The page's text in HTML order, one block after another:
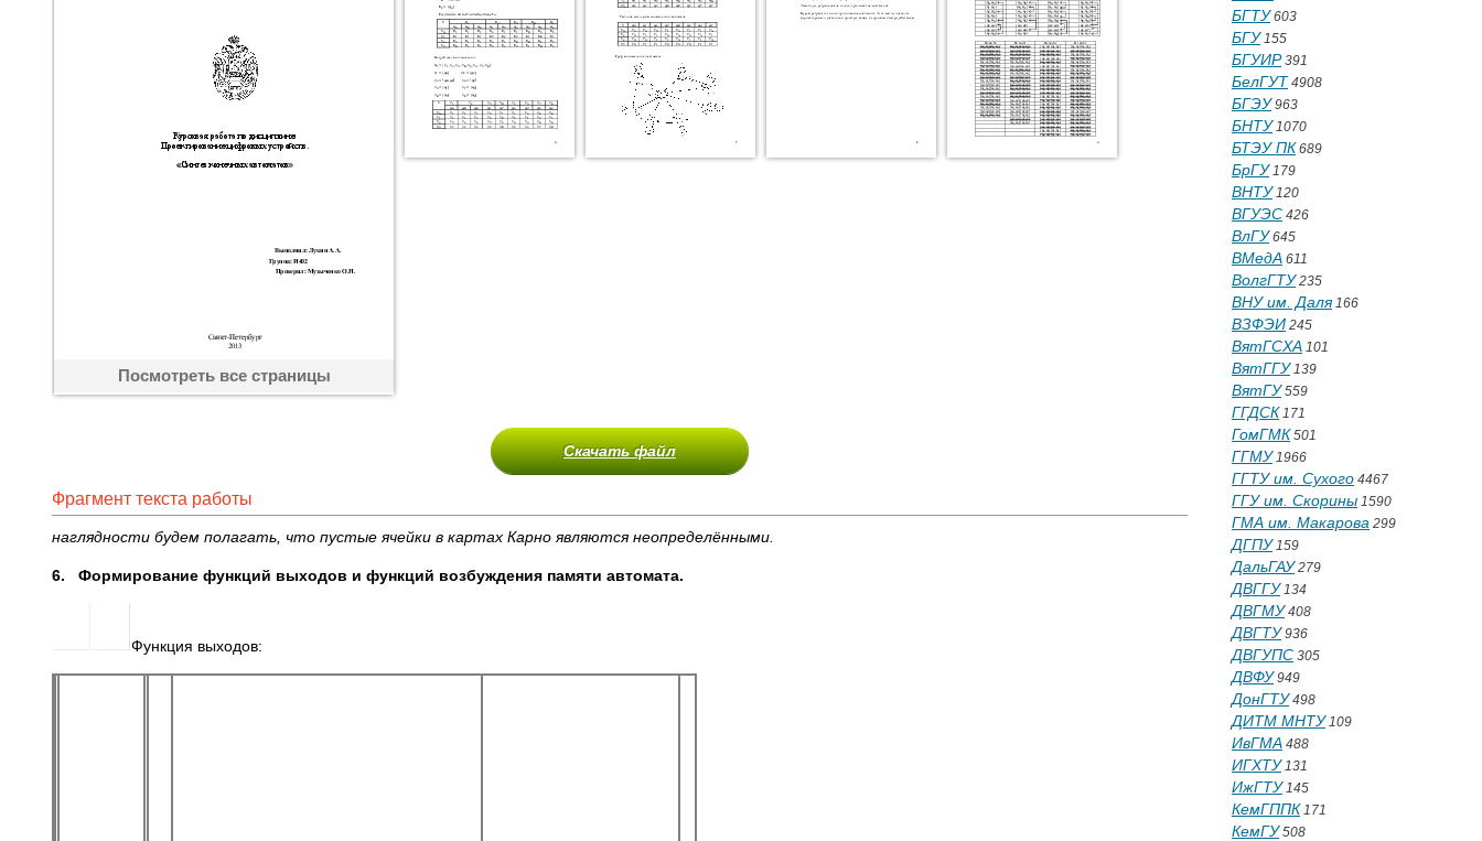
Посмотреть все страницы
Скачать файл
Фрагмент текста работы
наглядности будем полагать, что пустые ячейки в картах Карно являются неопределёнными.
6. Формирование функций выходов и функций возбуждения памяти автомата.
Функция выходов:
БГТУ603
БГУ155
БГУИР391
БелГУТ 4908
БГЭУ963
БНТУ1070
БТЭУ ПК 689
БрГУ179
ВНТУ120
ВГУЭС 426
ВлГУ645
ВМедА 611
ВолгГТУ235
ВНУ им. Даля166
ВЗФЭИ 245
ВятГСХА 101
ВятГГУ139
ВятГУ559
ГГДСК 171
ГомГМК 501
ГГМУ1966
ГГТУ им. Сухого 4467
ГГУ им. Скорины 1590
ГМА им. Макарова 299
ДГПУ159
ДальГАУ279
ДВГГУ134
ДВГМУ408
ДВГТУ936
ДВГУПС 305
ДВФУ949
ДонГТУ498
ДИТМ МНТУ109
ИвГМА 488
ИГХТУ131
ИжГТУ145
КемГППК 171
КемГУ508